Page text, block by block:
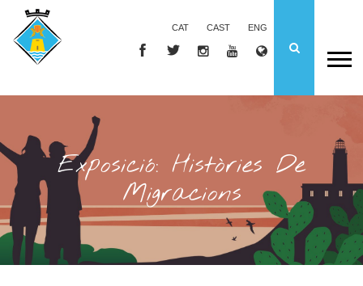
CAT CAST ENG
Exposició: Històries De
Migracions